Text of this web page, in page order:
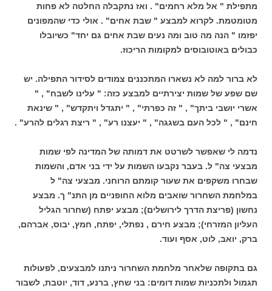
מתפילת " אל מלא רחמים" . ואז נתקבלה החלטה לא פחות
מטומטמת. לקרוא למבצע " שבת אחים" . אולי כדי שהמפונים
יפזמו " הנה מה טוב ומה נעים שבת אחים גם יחד" כשיובלו
כבולים באוטובוסים למקומות הריכוז.
לא ברור למה לא נשארו המתכננים צמודים לסידור התפילה. יש
שם שפע של שמות יצירתיים למבצע כזה: " עלינו לשבח" , "
אשרי יושבי ביתך" , " זה כפרתי" , " יתגדל ויתקדש" , " שינאת
חינם" , " לכל העם בשגגה" , " יעצנו רע" , " ריצת רגלים להרע" .
נדמה לי שאפשר לשרטט את דמותה של המדינה לפי שמות
מבצעי צה" ל. בעבר נקבעו השמות על ידי בני אדם, והשמות
שבחרו משקפים את שעור קומתם הרוחני. מבצעי צה" ל
במלחמת השחרור שואבים מלוא החופניים מן התנ" ך. מבצע
נחשון (פריצת הדרך לירושלים); מבצע יפתח (שחרור הגליל
העליון המזרחי); מבצע חירם , נפתלי, יפתח, חמץ, יבוס, אברהם,
ברק, יואב, לוט, אסף ועוד.
גם בתקופה שלאחר מלחמת השחרור ניתנו למבצעים, לפעולות
תגמול ולתכניות שמות דומים: בני שחץ, ברנע, דוד, יוטבת, לשבור